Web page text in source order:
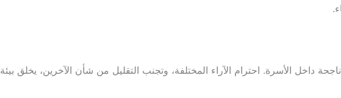
داخل الأسرة. احترام الآراء المختلفة، وتجنب التقليل من شأن الآخرين، يخلق بيئة